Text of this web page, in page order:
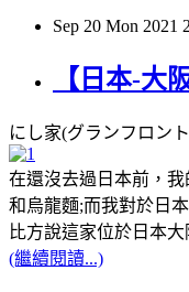
Sep 20 Mon 2021
【日本-大
にし家(グランフロン
在還沒去過日本前，
和烏龍麵;而我對於日
比方說這家位於日本
(繼續閱讀...)